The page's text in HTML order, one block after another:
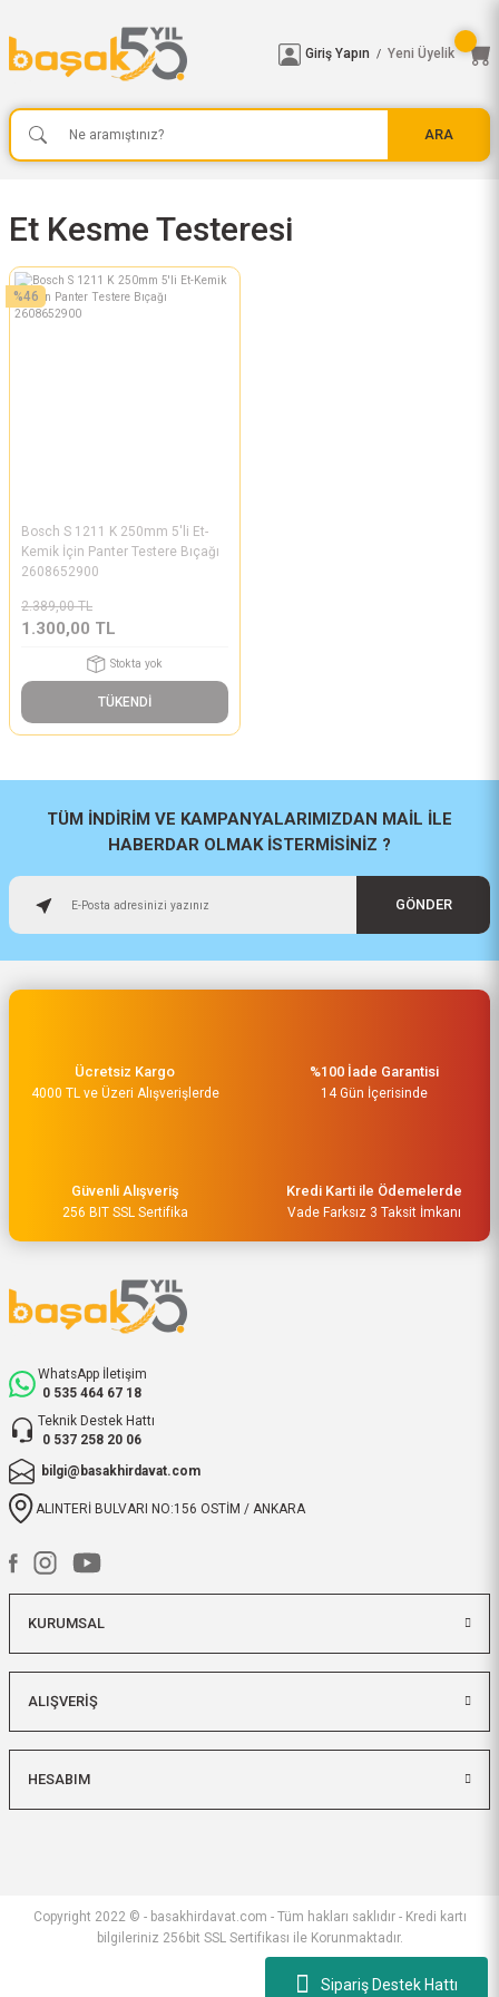
Sipariş Destek Hattı
ARA
Giriş Yapın / Yeni Üyelik
Et Kesme Testeresi
%46
Bosch S 1211 K 250mm 5'li Et-
Kemik İçin Panter Testere Bıçağı
2608652900
2.389,00 TL
1.300,00 TL
Stokta yok
TÜKENDİ
TÜM İNDİRİM VE KAMPANYALARIMIZDAN MAİL İLE
HABERDAR OLMAK İSTERMİSİNİZ ?
GÖNDER
Ücretsiz Kargo
4000 TL ve Üzeri Alışverişlerde
%100 İade Garantisi
14 Gün İçerisinde
Güvenli Alışveriş
256 BIT SSL Sertifika
Kredi Karti ile Ödemelerde
Vade Farksız 3 Taksit İmkanı
WhatsApp İletişim
0 535 464 67 18
Teknik Destek Hattı
0 537 258 20 06
bilgi@basakhirdavat.com
ALINTERİ BULVARI NO:156 OSTİM / ANKARA
KURUMSAL
ALIŞVERİŞ
HESABIM
Copyright 2022 © - basakhirdavat.com - Tüm hakları saklıdır - Kredi kartı
bilgileriniz 256bit SSL Sertifikası ile Korunmaktadır.